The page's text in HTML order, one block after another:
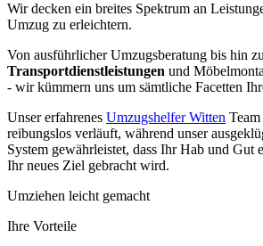
Wir decken ein breites Spektrum an
Umzug zu erleichtern.
Von ausführlicher Umzugsberatung bis hin zu
Transportdienstleistungen und
- wir kümmern uns um sämtliche Facetten
Unser erfahrenes Umzugshelfer Witten
reibungslos verläuft, während unser
System gewährleistet, dass Ihr Hab und Gut
Ihr neues Ziel gebracht wird.
Umziehen leicht gemacht
Ihre Vorteile